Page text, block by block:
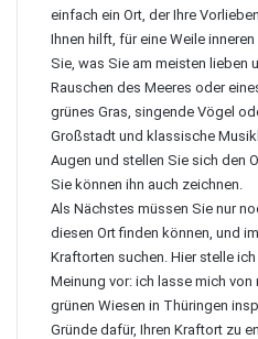
einfach ein Ort, der Ihre
Ihnen hilft, für eine Weile
Sie, was Sie am meisten lieben
Rauschen des Meeres oder
grünes Gras, singende Vögel
Großstadt und klassische
Augen und stellen Sie sich den
Sie können ihn auch zeichnen.
Als Nächstes müssen Sie nur
diesen Ort finden können, und
Kraftorten suchen. Hier stelle
Meinung vor: ich lasse mich von
grünen Wiesen in Thüringen
Gründe dafür, Ihren Kraftort zu